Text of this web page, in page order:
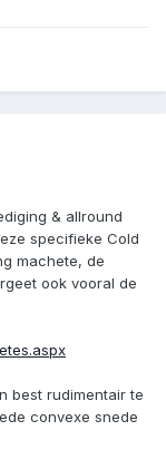
& allround
specifieke Cold
machete, de
ook vooral de
best rudimentair te
convexe snede